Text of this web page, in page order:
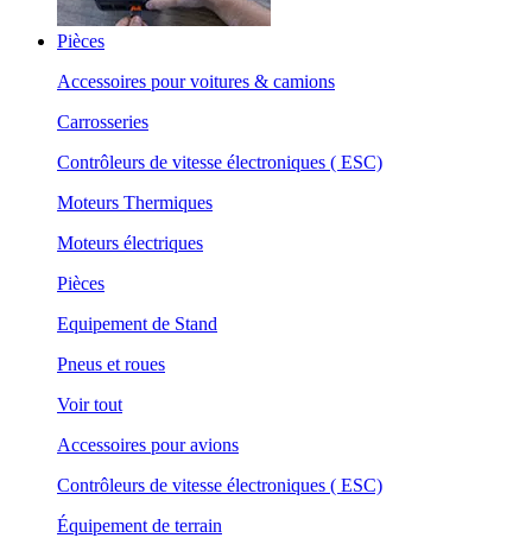
Pièces
Accessoires pour voitures & camions
Carrosseries
Contrôleurs de vitesse électroniques ( ESC)
Moteurs Thermiques
Moteurs électriques
Pièces
Equipement de Stand
Pneus et roues
Voir tout
Accessoires pour avions
Contrôleurs de vitesse électroniques ( ESC)
Équipement de terrain